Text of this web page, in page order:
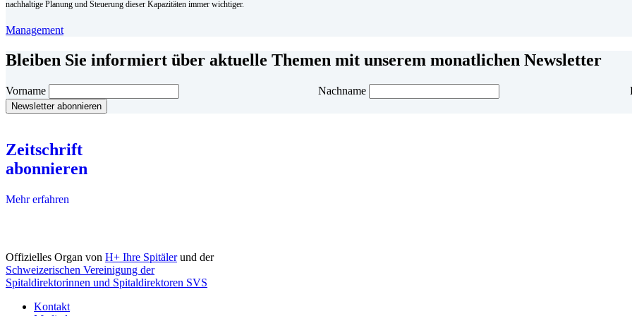
nachhaltige Planung und Steuerung dieser Kapazitäten immer wichtiger.
Management
Bleiben Sie informiert über aktuelle Themen mit unserem monatlichen Newsletter
Vorname Nachname
Zeitschrift
abonnieren
Mehr erfahren
Offizielles Organ von H+ Ihre Spitälerund der
Schweizerischen Vereinigung der
Spitaldirektorinnen und Spitaldirektoren SVS
Kontakt